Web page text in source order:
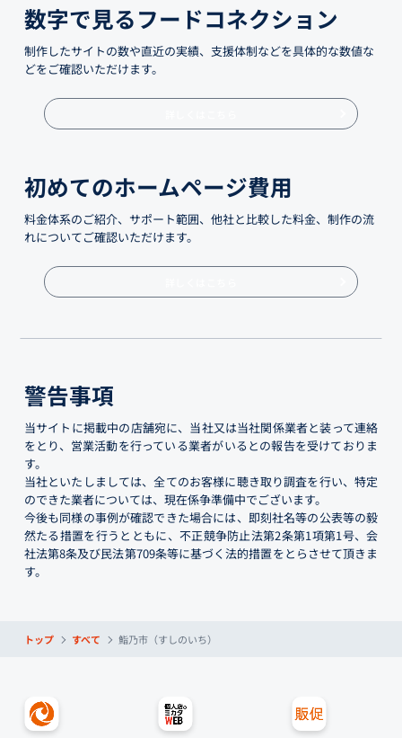
数字で見るフードコネクション
制作したサイトの数や直近の実績、支援体制などを具体的な数値な
どをご確認いただけます。
初めてのホームページ費用
料金体系のご紹介、サポート範囲、他社と比較した料金、制作の流
れについてご確認いただけます。
警告事項
当サイトに掲載中の店舗宛に、当社又は当社関係業者と装って連絡
をとり、営業活動を行っている業者がいるとの報告を受けておりま
す。
当社といたしましては、全てのお客様に聴き取り調査を行い、特定
のできた業者については、現在係争準備中でございます。
今後も同様の事例が確認できた場合には、即刻社名等の公表等の毅
然たる措置を行うとともに、不正競争防止法第2条第1項第1号、会
社法第8条及び民法第709条等に基づく法的措置をとらさせて頂きま
す。
トップ すべて 鮨乃市（すしのいち）